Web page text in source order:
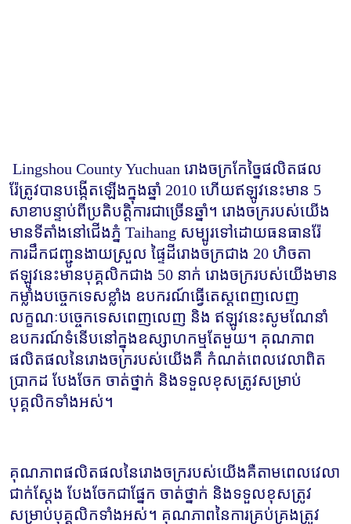
Lingshou County Yuchuan រោងចក្រកែច្នៃផលិតផល
រ៉ែត្រូវបានបង្កើតឡើងក្នុងឆ្នាំ 2010 ហើយឥឡូវនេះមាន 5
សាខាបន្ទាប់ពីប្រតិបត្តិការជាច្រើនឆ្នាំ។ រោងចក្ររបស់យើង
មានទីតាំងនៅជើងភ្នំ Taihang សម្បូរទៅដោយធនធានរ៉ែ
ការដឹកជញ្ជូនងាយស្រួល ផ្ទៃដីរោងចក្រជាង 20 ហិចតា
ឥឡូវនេះមានបុគ្គលិកជាង 50 នាក់ រោងចក្ររបស់យើងមាន
កម្លាំងបច្ចេកទេសខ្លាំង ឧបករណ៍ធ្វើតេស្តពេញលេញ
លក្ខណៈបច្ចេកទេសពេញលេញ និង ឥឡូវនេះសូមណែនាំ
ឧបករណ៍ទំនើបនៅក្នុងឧស្សាហកម្មតែមួយ។ គុណភាព
ផលិតផលនៃរោងចក្ររបស់យើងគឺ កំណត់ពេលវេលាពិត
ប្រាកដ បែងចែក ចាត់ថ្នាក់ និងទទួលខុសត្រូវសម្រាប់
បុគ្គលិកទាំងអស់។
គុណភាពផលិតផលនៃរោងចក្ររបស់យើងគឺតាមពេលវេលា
ជាក់ស្តែង បែងចែកជាផ្នែក ចាត់ថ្នាក់ និងទទួលខុសត្រូវ
សម្រាប់បុគ្គលិកទាំងអស់។ គុណភាពនៃការគ្រប់គ្រងត្រូវ